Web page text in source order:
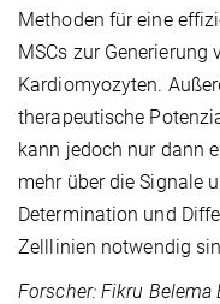
Methoden für eine
MSCs zur
Kardiomyozyten.
therapeutische
kann jedoch nur dann
mehr über die Signale
Determination und
Zelllinien notwendig
Forscher: Fikru Belema